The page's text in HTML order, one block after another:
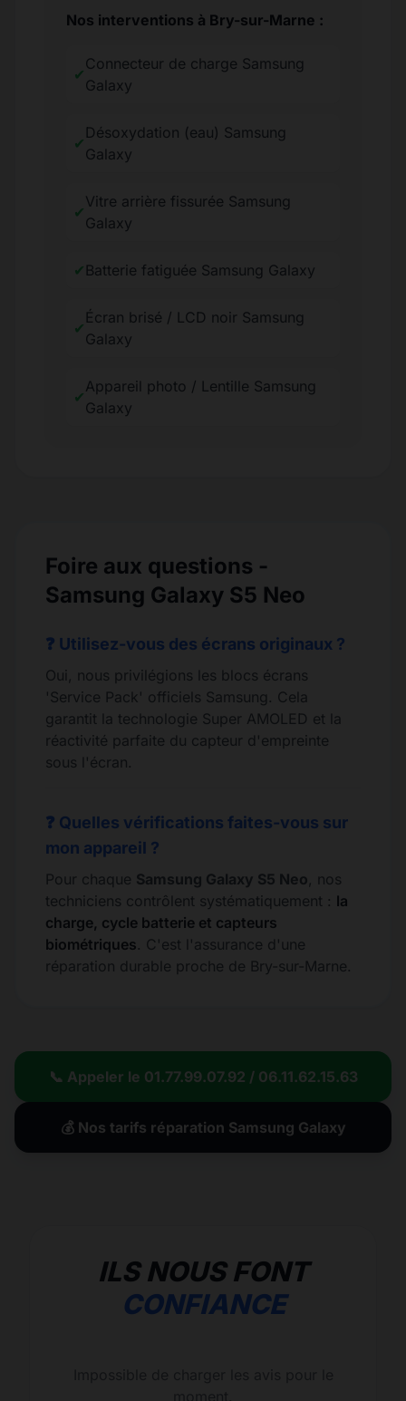
Nos interventions à Bry-sur-Marne :
✔
Connecteur de charge Samsung
Galaxy
✔
Désoxydation (eau) Samsung
Galaxy
✔
Vitre arrière fissurée Samsung
Galaxy
✔ Batterie fatiguée Samsung Galaxy
✔
Écran brisé / LCD noir Samsung
Galaxy
✔
Appareil photo / Lentille Samsung
Galaxy
Foire aux questions -
Samsung Galaxy S5 Neo
❓ Utilisez-vous des écrans originaux ?
Oui, nous privilégions les blocs écrans
'Service Pack' officiels Samsung. Cela
garantit la technologie Super AMOLED et la
réactivité parfaite du capteur d'empreinte
sous l'écran.
❓ Quelles vérifications faites-vous sur
mon appareil ?
Pour chaque Samsung Galaxy S5 Neo, nos
techniciens contrôlent systématiquement : la
charge, cycle batterie et capteurs
biométriques. C'est l'assurance d'une
réparation durable proche de Bry-sur-Marne.
📞 Appeler le 01.77.99.07.92 / 06.11.62.15.63
💰 Nos tarifs réparation Samsung Galaxy
ILS NOUS FONT
CONFIANCE